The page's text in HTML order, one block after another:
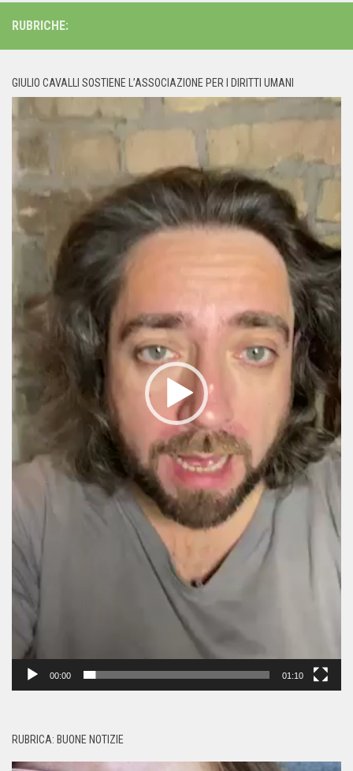
RUBRICHE:
GIULIO CAVALLI SOSTIENE L’ASSOCIAZIONE PER I DIRITTI UMANI
Player
00:00 01:10
RUBRICA: BUONE NOTIZIE